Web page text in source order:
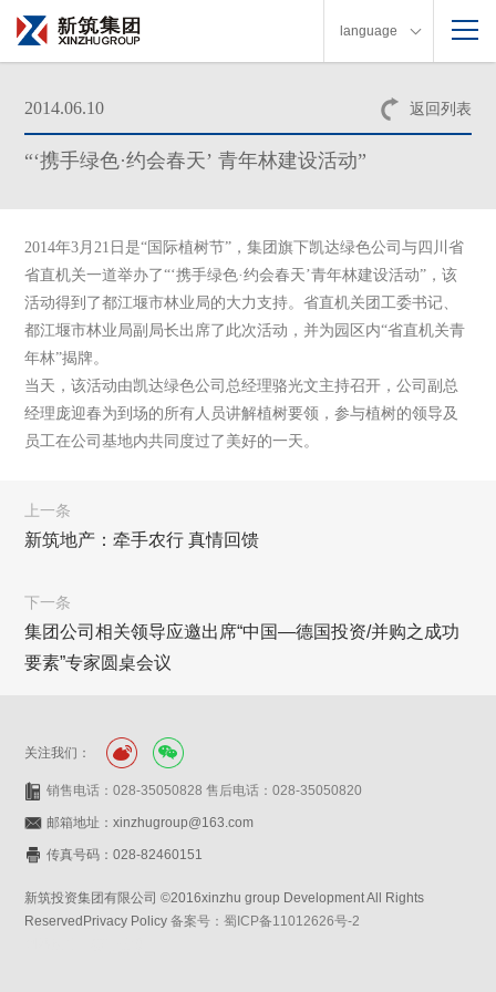
language
返回列表
2014.06.10
“‘携手绿色·约会春天’ 青年林建设活动”
2014年3月21 日是“国际植树节”，集团旗下凯达绿色公司与四川省
省直机关一道举办了“‘携手绿色·约会春天’青年林建设活动” ，该
活动得到了都江堰市林业局的大力支持。省直机关团工委书记、
都江堰市林业局副局长出席了此次活动，并为园区内“省直机关青
年林”揭牌。
当天，该活动由凯达绿色公司总经理骆光文主持召开，公司副总
经理庞迎春为到场的所有人员讲解植树要领，参与植树的领导及
员工在公司基地内共同度过了美好的一天。
上一条
新筑地产：牵手农行 真情回馈
下一条
集团公司相关领导应邀出席“中国—德国投资/并购之成功
要素”专家圆桌会议
关注我们：
销售电话：028-35050828 售后电话：028-35050820
邮箱地址：xinzhugroup@163.com
传真号码：028-82460151
新筑投资集团有限公司 ©2016xinzhu group Development All Rights
ReservedPrivacy Policy备案号：蜀ICP备11012626号-2